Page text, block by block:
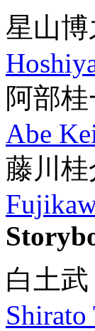
星山博
阿部桂
Abe
藤川桂
白土武
Shirato